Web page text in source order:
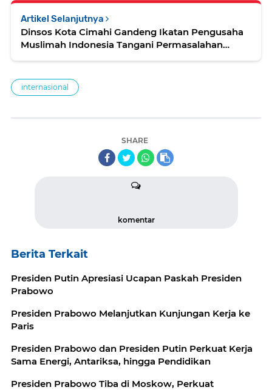
Artikel Selanjutnya
Dinsos Kota Cimahi Gandeng Ikatan Pengusaha
Muslimah Indonesia Tangani Permasalahan
internasional
SHARE
komentar
Berita Terkait
Presiden Putin Apresiasi Ucapan Paskah Presiden
Prabowo
Presiden Prabowo Melanjutkan Kunjungan Kerja ke
Paris
Presiden Prabowo dan Presiden Putin Perkuat Kerja
Sama Energi, Antariksa, hingga Pendidikan
Presiden Prabowo Tiba di Moskow, Perkuat